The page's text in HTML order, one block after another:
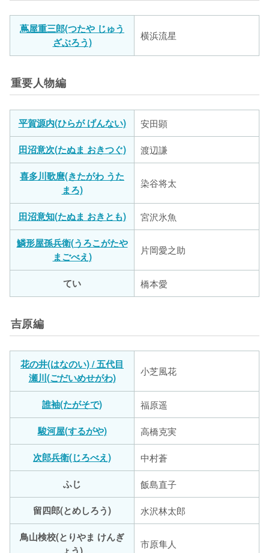
蔦屋重三郎(つたや じゅう
ざぶろう)
横浜流星
重要人物編
平賀源内(ひらが げんない)
安田顕
田沼意次(たぬま おきつぐ)
渡辺謙
喜多川歌麿(きたがわ うた
まろ)
染谷将太
田沼意知(たぬま おきとも)
宮沢氷魚
鱗形屋孫兵衛(うろこがたや
まごべえ)
片岡愛之助
てい 橋本愛
吉原編
花の井(はなのい) / 五代目
瀬川(ごだいめせがわ)
小芝風花
誰袖(たがそで)
福原遥
駿河屋(するがや)
高橋克実
次郎兵衛(じろべえ)
中村蒼
ふじ
飯島直子
留四郎(とめしろう)
水沢林太郎
鳥山検校(とりやま けんぎ
市原隼人